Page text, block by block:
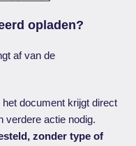
opladen?
af van de
het document krijgt direct
verdere actie nodig.
zonder type of